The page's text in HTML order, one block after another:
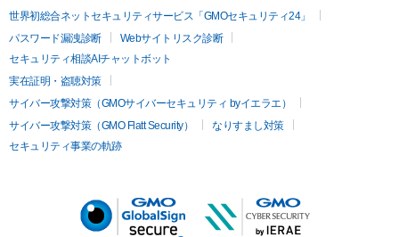
世界初総合ネットセキュリティサービス「GMOセキュリティ24」
パスワード漏洩診断
Webサイトリスク診断
セキュリティ相談AIチャットボット
実在証明・盗聴対策
サイバー攻撃対策（GMOサイバーセキュリティ byイエラエ）
サイバー攻撃対策（GMO Flatt Security）
なりすまし対策
セキュリティ事業の軌跡